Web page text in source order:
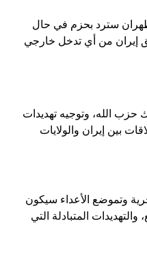
طهران سترد بحزم في حال
إيران من أي تدخل خارجي
الله، وتوجيه تهديدات
بين إيران والولايات
وتموضع الأعداء سيكون
المتبادلة التي